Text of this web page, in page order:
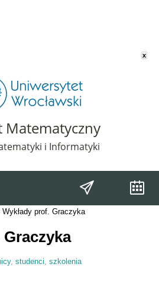
x
Matematyczny
i Informatyki
Wykłady prof. Graczyka
Graczyka
, studenci, szkolenia